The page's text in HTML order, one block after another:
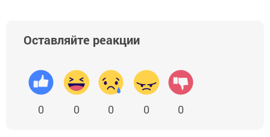
Оставляйте реакции
0 0 0 0 0